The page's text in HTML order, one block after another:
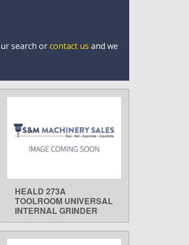
search orcontact us and we
LEARN MORE
HEALD 273A
TOOLROOM UNIVERSAL
INTERNAL GRINDER